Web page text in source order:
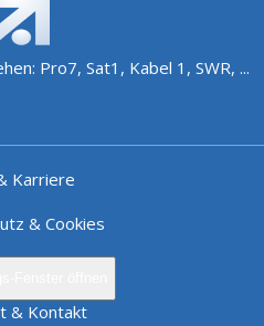
Pro7, Sat1, Kabel 1, SWR, ...
Karriere
& Cookies
& Kontakt